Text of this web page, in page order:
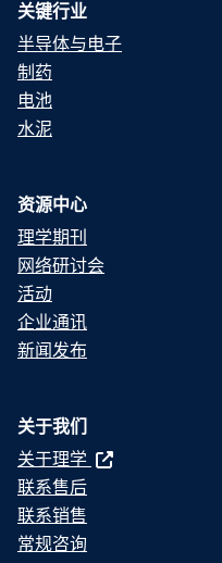
关键行业
半导体与电子
制药
电池
水泥
资源中心
理学期刊
网络研讨会
活动
企业通讯
新闻发布
关于我们
关于理学
联系售后
联系销售
常规咨询